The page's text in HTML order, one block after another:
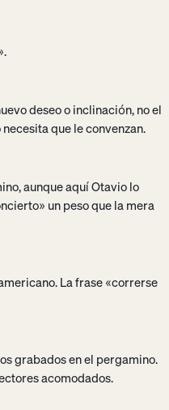
deseo o inclinación, no el
que le convenzan.
aunque aquí Otavio lo
un peso que la mera
La frase «correrse
grabados en el pergamino.
acomodados.